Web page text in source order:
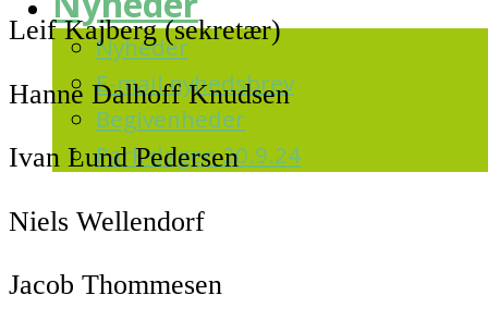
Nyheder
E-mail nyhedsbrev
Begivenheder
Park dagen 20.9.24
Leif Kajberg (sekretær)
Hanne Dalhoff Knudsen
Ivan Lund Pedersen
Niels Wellendorf
Jacob Thommesen